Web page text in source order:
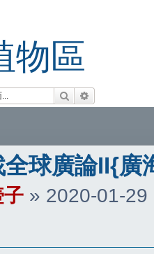
物區
搜尋
球廣論II{廣
子 » 2020-01-29